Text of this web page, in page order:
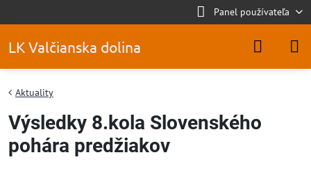
Panel používateľa
LK Valčianska dolina
Aktuality
Výsledky 8.kola Slovenského
pohára predžiakov